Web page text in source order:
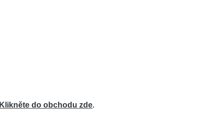
Klikněte do obchodu zde.